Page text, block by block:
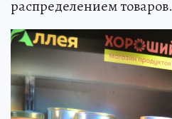
распределением товаров.